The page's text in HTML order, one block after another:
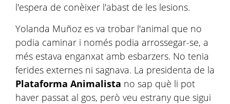
l'espera de conèixer l'abast de les lesions.
Yolanda Muñoz es va trobar l'animal que no
podia caminar i només podia arrossegar-se, a
més estava enganxat amb esbarzers. No tenia
ferides externes ni sagnava. La presidenta de la
Plataforma Animalista no sap què li pot
haver passat al gos, però veu estrany que sigui